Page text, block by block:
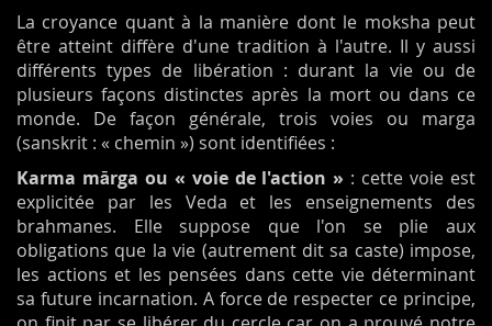
La croyance quant à la manière dont le moksha peut
être atteint diffère d'une tradition à l'autre. Il y aussi
différents types de libération : durant la vie ou de
plusieurs façons distinctes après la mort ou dans ce
monde. De façon générale, trois voies ou marga
(sanskrit : « chemin ») sont identifiées :
Karma mārga ou « voie de l'action » : cette voie est
explicitée par les Veda et les enseignements des
brahmanes. Elle suppose que l'on se plie aux
obligations que la vie (autrement dit sa caste) impose,
les actions et les pensées dans cette vie déterminant
sa future incarnation. A force de respecter ce principe,